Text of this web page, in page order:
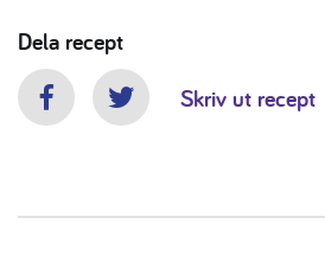
Dela recept
FacebookTwitterSkriv ut recept